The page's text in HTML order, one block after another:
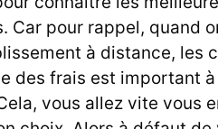
Car pour rappel, quand
à distance, les
des frais est important
vous allez vite vous